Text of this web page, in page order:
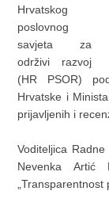
Hrvatskog
poslovnog
savjeta za
održivi razvoj
(HR PSOR)
Hrvatske i
prijavljenih i
Voditeljica
Nevenka Artić
„Transparentnost